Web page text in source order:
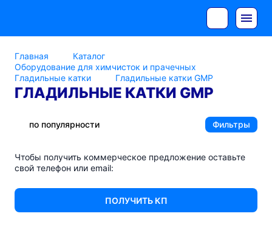
Главная
Каталог
Оборудование для химчисток и прачечных
Гладильные катки
Гладильные катки GMP
ГЛАДИЛЬНЫЕ КАТКИ GMP
по популярности Фильтры
Чтобы получить коммерческое предложение оставьте
свой телефон или email:
ПОЛУЧИТЬ КП